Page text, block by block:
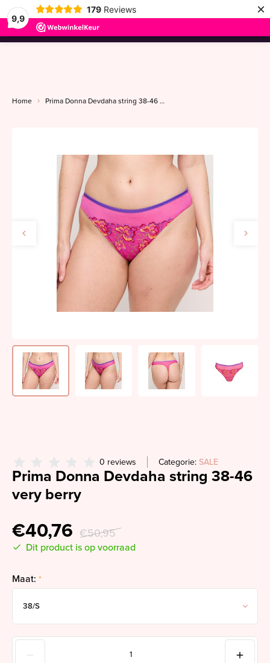
9,9
179 Reviews ×
menu
Home Prima Donna Devdaha string 38-46 very berry
0 reviews Categorie: SALE
Prima Donna Devdaha string 38-46
very berry
€40,76 €50,95
Dit product is op voorraad
Maat: *